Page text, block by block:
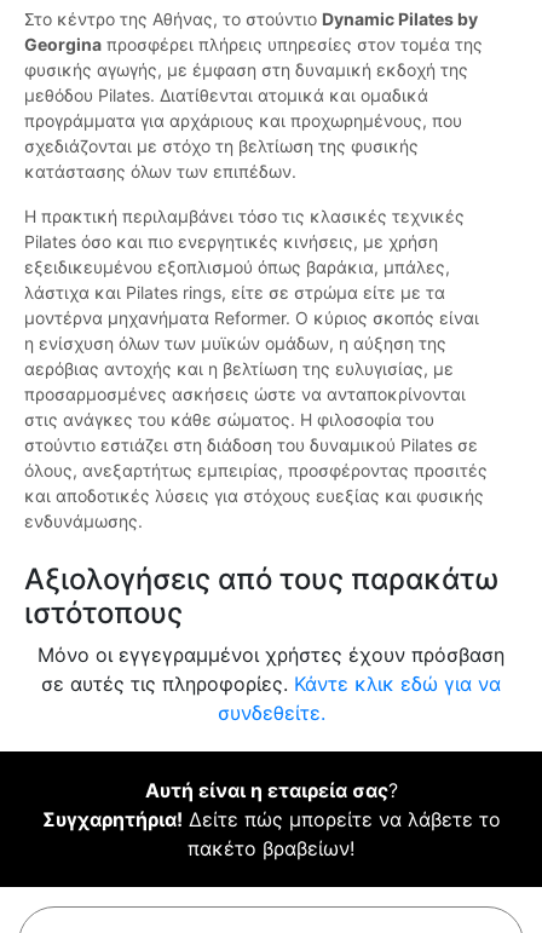
Στο κέντρο της Αθήνας, το στούντιο Dynamic Pilates by
Georgina προσφέρει πλήρεις υπηρεσίες στον τομέα της
φυσικής αγωγής, με έμφαση στη δυναμική εκδοχή της
μεθόδου Pilates. Διατίθενται ατομικά και ομαδικά
προγράμματα για αρχάριους και προχωρημένους, που
σχεδιάζονται με στόχο τη βελτίωση της φυσικής
κατάστασης όλων των επιπέδων.
Η πρακτική περιλαμβάνει τόσο τις κλασικές τεχνικές
Pilates όσο και πιο ενεργητικές κινήσεις, με χρήση
εξειδικευμένου εξοπλισμού όπως βαράκια, μπάλες,
λάστιχα και Pilates rings, είτε σε στρώμα είτε με τα
μοντέρνα μηχανήματα Reformer. Ο κύριος σκοπός είναι
η ενίσχυση όλων των μυϊκών ομάδων, η αύξηση της
αερόβιας αντοχής και η βελτίωση της ευλυγισίας, με
προσαρμοσμένες ασκήσεις ώστε να ανταποκρίνονται
στις ανάγκες του κάθε σώματος. Η φιλοσοφία του
στούντιο εστιάζει στη διάδοση του δυναμικού Pilates σε
όλους, ανεξαρτήτως εμπειρίας, προσφέροντας προσιτές
και αποδοτικές λύσεις για στόχους ευεξίας και φυσικής
ενδυνάμωσης.
Αξιολογήσεις από τους παρακάτω
ιστότοπους
Μόνο οι εγγεγραμμένοι χρήστες έχουν πρόσβαση
σε αυτές τις πληροφορίες. Κάντε κλικ εδώ για να
συνδεθείτε.
Αυτή είναι η εταιρεία σας?
Συγχαρητήρια! Δείτε πώς μπορείτε να λάβετε το
πακέτο βραβείων!